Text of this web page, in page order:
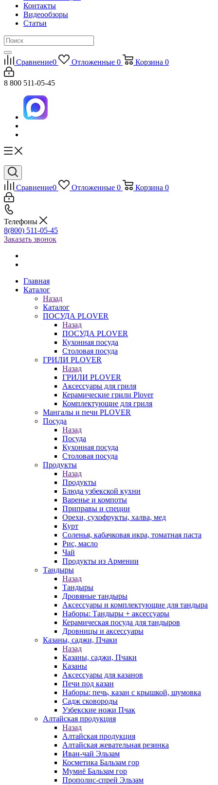
Контакты
Видеообзоры
Статьи
Сравнение0 Отложенные 0 Корзина 0
8 800 511-05-45
Сравнение0 Отложенные 0 Корзина 0
Телефоны
8(800) 511-05-45
Заказать звонок
Главная
Каталог
Назад
Каталог
ПОСУДА PLOVER
Назад
ПОСУДА PLOVER
Кухонная посуда
Столовая посуда
ГРИЛИ PLOVER
Назад
ГРИЛИ PLOVER
Аксессуары для гриля
Керамические грили Plover
Комплектующие для гриля
Мангалы и печи PLOVER
Посуда
Назад
Посуда
Кухонная посуда
Столовая посуда
Продукты
Назад
Продукты
Блюда узбекской кухни
Варенье и компоты
Приправы и специи
Орехи, сухофрукты, халва, мед
Курт
Соленья, кабачковая икра, томатная паста
Рис, масло
Чай
Продукты из Армении
Тандыры
Назад
Тандыры
Дровяные тандыры
Аксессуары и комплектующие для тандыра
Наборы: Тандыры + аксессуары
Керамическая посуда для тандыров
Дровницы и аксессуары
Казаны, саджи, Пчаки
Назад
Казаны, саджи, Пчаки
Казаны
Аксессуары для казанов
Печи под казан
Наборы: печь, казан с крышкой, шумовка
Садж сковороды
Узбекские ножи Пчак
Алтайская продукция
Назад
Алтайская продукция
Алтайская жевательная резинка
Иван-чай Эльзам
Косметика Бальзам гор
Мумиё Бальзам гор
Прополис-спрей Эльзам